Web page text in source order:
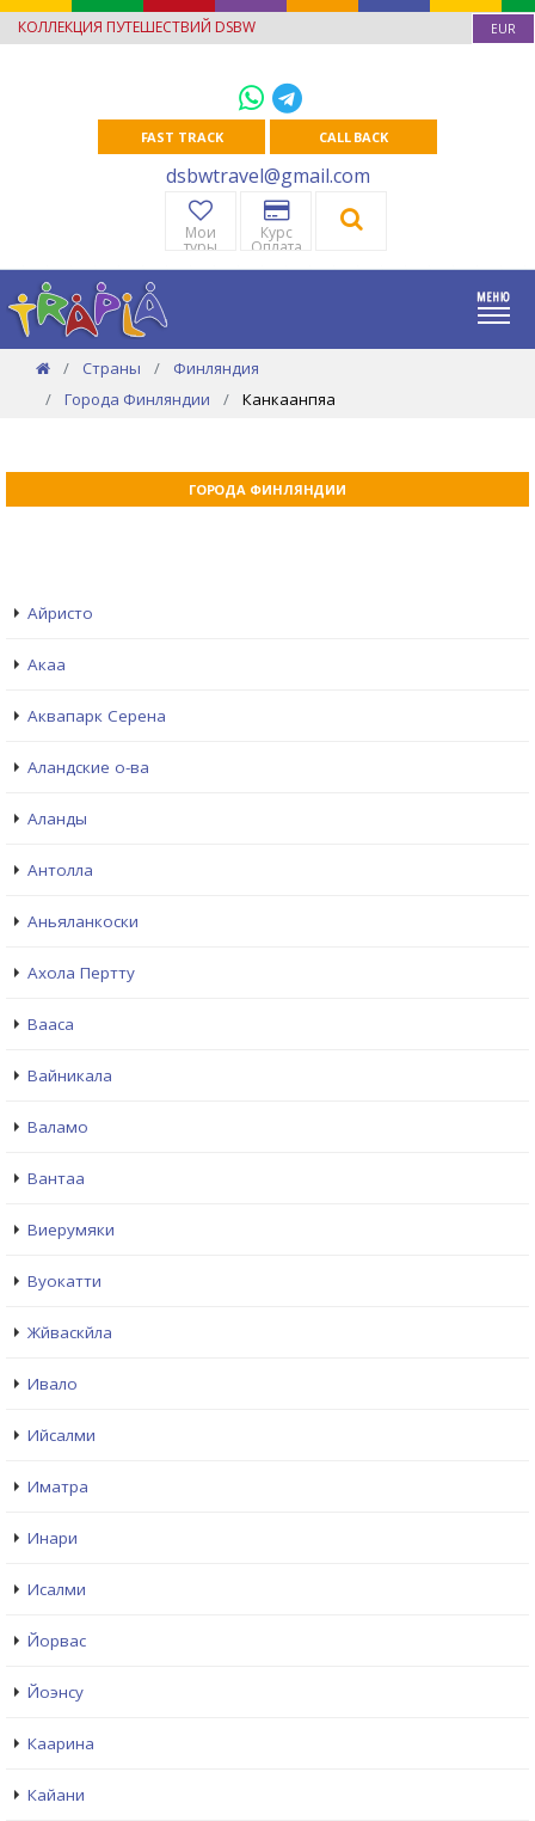
КОЛЛЕКЦИЯ ПУТЕШЕСТВИЙ DSBW EUR
FAST TRACK CALL BACK
dsbwtravel@gmail.com
Мои
туры
Курс
Оплата
Страны
Финляндия
Города Финляндии
Канкаанпяа
ГОРОДА ФИНЛЯНДИИ
Айристо
Акаа
Аквапарк Серена
Аландские о-ва
Аланды
Антолла
Аньяланкоски
Ахола Пертту
Вааса
Вайникала
Валамо
Вантаа
Виерумяки
Вуокатти
Жйваскйла
Ивало
Ийсалми
Иматра
Инари
Исалми
Йорвас
Йоэнсу
Каарина
Кайани